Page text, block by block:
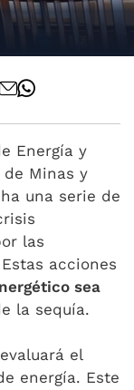
Energía y
Minas y
una serie de
las
acciones
sea
la sequía.
el
energía. Este